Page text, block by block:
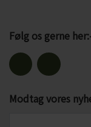
Følg os gerne
Modtag vores